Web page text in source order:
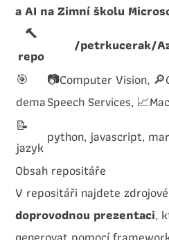
a AI na Zimní školu
🔨
repo
/petrkucerak/
🎯
dema
📷Computer Vision,
Speech Services,
📝
jazyk
python, javascript,
Obsah repositáře
V repositáři najdete
doprovodnou prezentaci,